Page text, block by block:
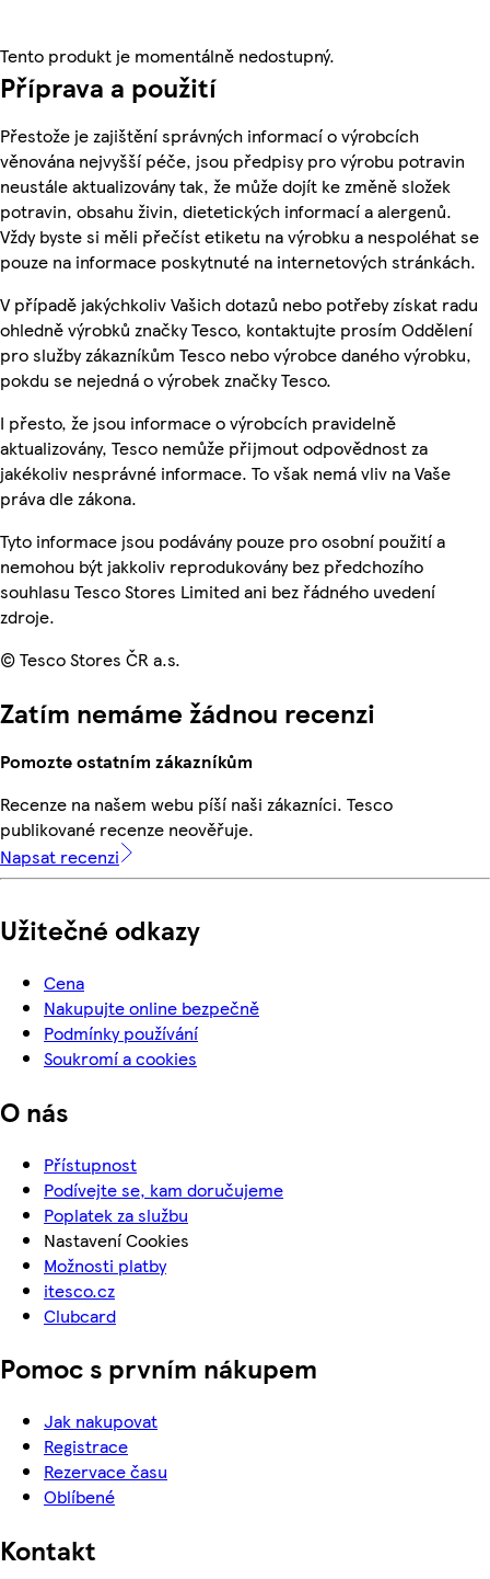
Tento produkt je momentálně nedostupný.
Příprava a použití
Přestože je zajištění správných informací o výrobcích
věnována nejvyšší péče, jsou předpisy pro výrobu potravin
neustále aktualizovány tak, že může dojít ke změně složek
potravin, obsahu živin, dietetických informací a alergenů.
Vždy byste si měli přečíst etiketu na výrobku a nespoléhat se
pouze na informace poskytnuté na internetových stránkách.
V případě jakýchkoliv Vašich dotazů nebo potřeby získat radu
ohledně výrobků značky Tesco, kontaktujte prosím Oddělení
pro služby zákazníkům Tesco nebo výrobce daného výrobku,
pokdu se nejedná o výrobek značky Tesco.
I přesto, že jsou informace o výrobcích pravidelně
aktualizovány, Tesco nemůže přijmout odpovědnost za
jakékoliv nesprávné informace. To však nemá vliv na Vaše
práva dle zákona.
Tyto informace jsou podávány pouze pro osobní použití a
nemohou být jakkoliv reprodukovány bez předchozího
souhlasu Tesco Stores Limited ani bez řádného uvedení
zdroje.
© Tesco Stores ČR a.s.
Zatím nemáme žádnou recenzi
Pomozte ostatním zákazníkům
Recenze na našem webu píší naši zákazníci. Tesco
publikované recenze neověřuje.
Napsat recenzi
Užitečné odkazy
Cena
Nakupujte online bezpečně
Podmínky používání
Soukromí a cookies
O nás
Přístupnost
Podívejte se, kam doručujeme
Poplatek za službu
Nastavení Cookies
Možnosti platby
itesco.cz
Clubcard
Pomoc s prvním nákupem
Jak nakupovat
Registrace
Rezervace času
Oblíbené
Kontakt